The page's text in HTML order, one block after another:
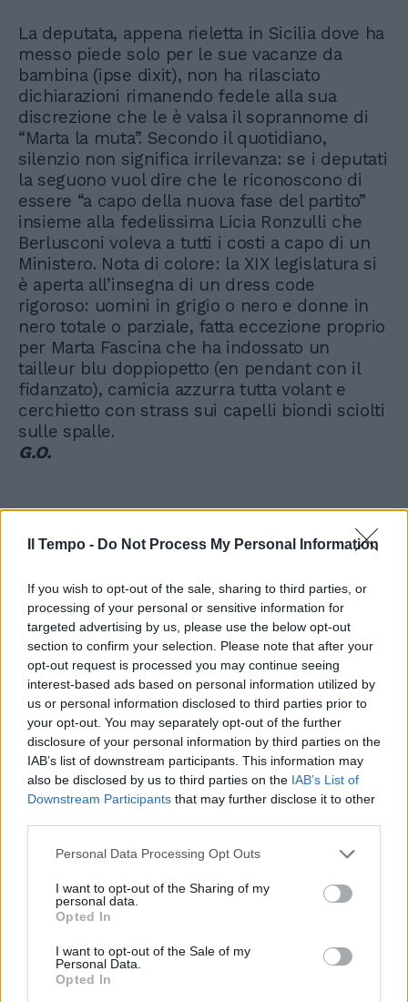
Il Tempo - Do Not Process My Personal Information
If you wish to opt-out of the sale, sharing to third parties, or
processing of your personal or sensitive information for
targeted advertising by us, please use the below opt-out
section to confirm your selection. Please note that after your
opt-out request is processed you may continue seeing
interest-based ads based on personal information utilized by
us or personal information disclosed to third parties prior to
your opt-out. You may separately opt-out of the further
disclosure of your personal information by third parties on the
IAB’s list of downstream participants. This information may
also be disclosed by us to third parties on the IAB’s List of
Downstream Participants that may further disclose it to other
Personal Data Processing Opt Outs
I want to opt-out of the Sharing of my
personal data.
Opted In
I want to opt-out of the Sale of my
Personal Data.
Opted In
La deputata, appena rieletta in Sicilia dove ha
messo piede solo per le sue vacanze da
bambina (ipse dixit), non ha rilasciato
dichiarazioni rimanendo fedele alla sua
discrezione che le è valsa il soprannome di
“Marta la muta”. Secondo il quotidiano,
silenzio non significa irrilevanza: se i deputati
la seguono vuol dire che le riconoscono di
essere “a capo della nuova fase del partito”
insieme alla fedelissima Licia Ronzulli che
Berlusconi voleva a tutti i costi a capo di un
Ministero. Nota di colore: la XIX legislatura si
è aperta all’insegna di un dress code
rigoroso: uomini in grigio o nero e donne in
nero totale o parziale, fatta eccezione proprio
per Marta Fascina che ha indossato un
tailleur blu doppiopetto (en pendant con il
fidanzato), camicia azzurra tutta volant e
cerchietto con strass sui capelli biondi sciolti
sulle spalle.
G.O.